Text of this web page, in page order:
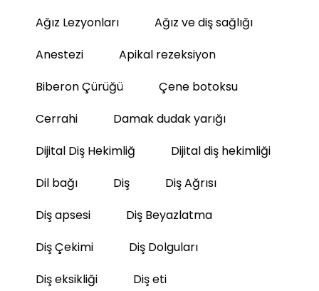
Ağız Lezyonları
Ağız ve diş sağlığı
Anestezi
Apikal rezeksiyon
Biberon Çürüğü
Çene botoksu
Cerrahi
Damak dudak yarığı
Dijital Diş Hekimliğ
Dijital diş hekimliği
Dil bağı
Diş
Diş Ağrısı
Diş apsesi
Diş Beyazlatma
Diş Çekimi
Diş Dolguları
Diş eksikliği
Diş eti